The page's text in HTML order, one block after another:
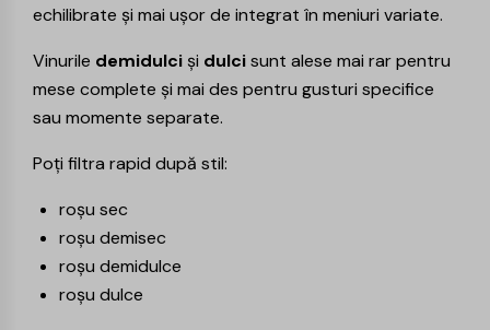
echilibrate și mai ușor de integrat în meniuri variate.
Vinurile demidulciși dulcisunt alese mai rar pentru
mese complete și mai des pentru gusturi specifice
sau momente separate.
Poți filtra rapid după stil:
roșu sec
roșu demisec
roșu demidulce
roșu dulce